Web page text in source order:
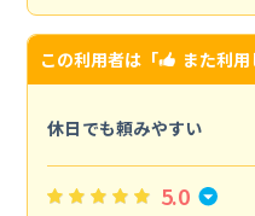
この利用者は「 また利
休日でも頼みやすい
5.0